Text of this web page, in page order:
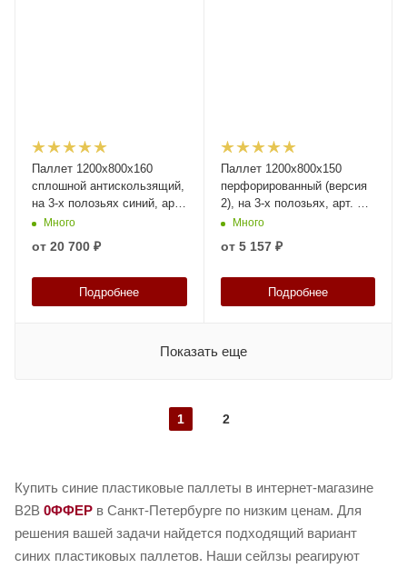
Паллет 1200х800х160
сплошной антискользящий,
на 3-х полозьях синий, арт.
CR 1208 TC1 синий Palgrip,
Много
от 20 700 ₽
Подробнее
Паллет 1200х800х150
перфорированный (версия
2), на 3-х полозьях, арт. TR
1208-3 синий, код: 22049
Много
от 5 157 ₽
Подробнее
Показать еще
1 2
Купить синие пластиковые паллеты в интернет-магазине
B2B 0ФФЕР в Санкт-Петербурге по низким ценам. Для
решения вашей задачи найдется подходящий вариант
синих пластиковых паллетов. Наши сейлзы реагируют